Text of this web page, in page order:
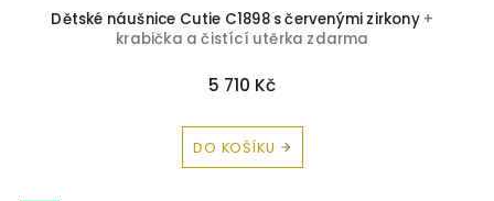
Dětské náušnice Cutie C1898 s červenými zirkony +
krabička a čistící utěrka zdarma
5 710 Kč
DO KOŠÍKU